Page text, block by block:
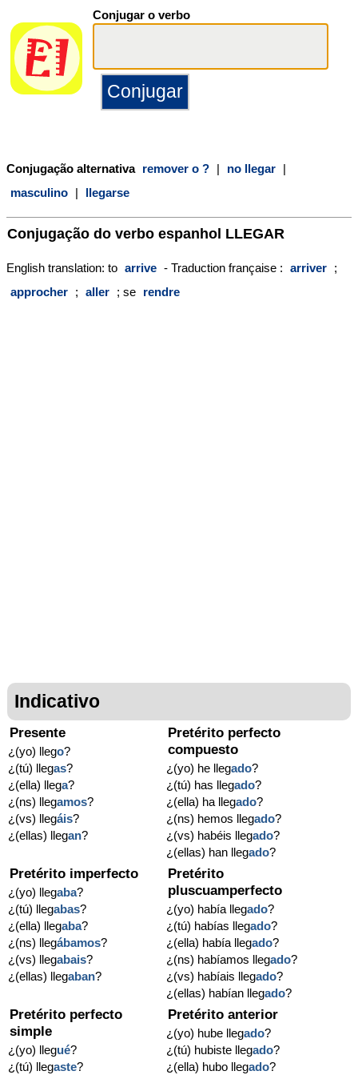
Conjugar o verbo
Conjugação alternativa remover o ? | no llegar |
masculino | llegarse
Conjugação do verbo espanhol LLEGAR
English translation: to arrive - Traduction française : arriver ;
approcher ; aller ; se rendre
Indicativo
Presente
¿(yo) llego?
¿(tú) llegas?
¿(ella) llega?
¿(ns) llegamos?
¿(vs) llegáis?
¿(ellas) llegan?
Pretérito perfecto
compuesto
¿(yo) he llegado?
¿(tú) has llegado?
¿(ella) ha llegado?
¿(ns) hemos llegado?
¿(vs) habéis llegado?
¿(ellas) han llegado?
Pretérito imperfecto
¿(yo) llegaba?
¿(tú) llegabas?
¿(ella) llegaba?
¿(ns) llegábamos?
¿(vs) llegabais?
¿(ellas) llegaban?
Pretérito
pluscuamperfecto
¿(yo) había llegado?
¿(tú) habías llegado?
¿(ella) había llegado?
¿(ns) habíamos llegado?
¿(vs) habíais llegado?
¿(ellas) habían llegado?
Pretérito perfecto
simple
¿(yo) llegué?
¿(tú) llegaste?
Pretérito anterior
¿(yo) hube llegado?
¿(tú) hubiste llegado?
¿(ella) hubo llegado?